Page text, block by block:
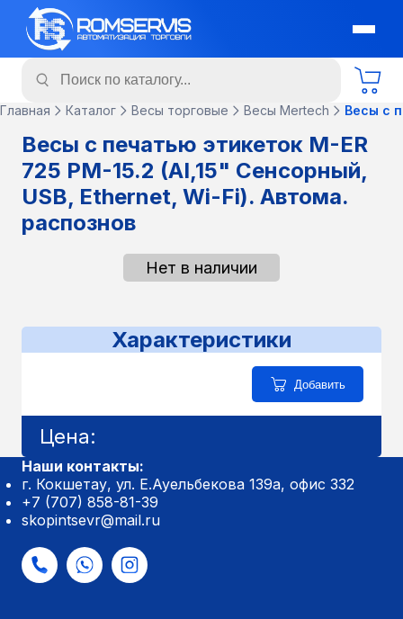
Главная Каталог Весы торговые Весы Mertech Весы с
Весы с печатью этикеток M-ER
725 PM-15.2 (AI,15" Сенсорный,
USB, Ethernet, Wi-Fi). Автома.
распознов
Нет в наличии
Характеристики
Добавить
Цена:
Наши контакты:
г. Кокшетау, ул. Е.Ауельбекова 139а, офис 332
+7 (707) 858-81-39
skopintsevr@mail.ru